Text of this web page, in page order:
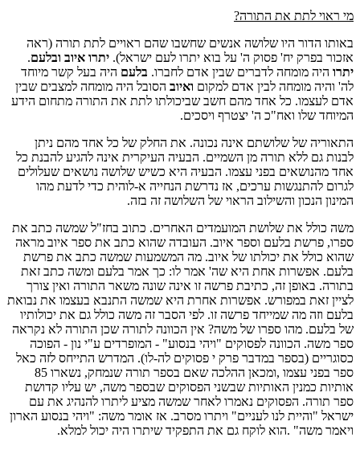
מי ראוי לתת את התורה?
באותו הדור היו שלושה אנשים שחשבו שהם ראויים לתת תורה (ראה
אזכור בפרק יח' פסוק ה' על בוא יתרו לעם ישראל). יתרו איוב ובלעם.
יתרו היה מומחה לדברים שבין אדם לחברו. בלעם היה בעל קשר מיוחד
לה' והיה מומחה לבין אדם למקום ואיוב הסובל היה מומחה למצבים שבין
אדם לעצמו. כל אחד מהם חשב שביכולתו לתת את התורה מתחום הידע
המיוחד שלו ואח"כ ה' יצטרף ויסכים.
התאוריה של שלושתם אינה נכונה. את החלק של כל אחד מהם ניתן
לבנות גם ללא תורה מן השמיים. הבעיה העיקרית אינה להגיע להבנת כל
אחד מהנושאים בפני עצמו. הבעיה היא כשיש שלושה נושאים שעלולים
לגרום להתנגשות ערכים, אז נדרשת הנחייה א-לוהית כדי לדעת מהו
המינון הנכון והשילוב הראוי של השלושה זה בזה.
משה כולל את שלושת המועמדים האחרים. כתוב בחז"ל שמשה כתב את
ספרו, פרשת בלעם וספר איוב. העובדה שהוא כתב את ספר איוב מראה
שהוא כולל את יכולתו של איוב. מה המשמעות שמשה כתב את פרשת
בלעם. אפשרות אחת היא שה' אמר לו: כך אמר בלעם ומשה כתב זאת
בתורה. באופן זה, כתיבת פרשה זו אינה שונה משאר התורה ואין צורך
לציין זאת במפורש. אפשרות אחרת היא שמשה התנבא בעצמו את נבואת
בלעם וזה מה שמייחד פרשה זו. לפי הסבר זה משה כולל גם את יכולותיו
של בלעם. מהו ספרו של משה? אין הכוונה לתורה שכן התורה לא נקראה
ספר משה. הכוונה לפסוקים "ויהי בנסוע" - המופרדים ע"י נון - הפוכה
כסוגריים (בספר במדבר פרק י פסוקים לה-לו). המדרש התייחס לזה כאל
ספר בפני עצמו ,ומכאן ההלכה שאם בספר תורה שנמחק, נשארו 85
אותיות כמנין האותיות שבשני הפסוקים שבספר משה, יש עליו קדושת
ספר תורה. הפסוקים נאמרו לאחר שמשה מציע ליתרו להנהיג את עם
ישראל "והיית לנו לעניים" ויתרו מסרב. אז אומר משה: "ויהי בנסוע הארון
ויאמר משה" .הוא לוקח גם את התפקיד שיתרו היה יכול למלא.